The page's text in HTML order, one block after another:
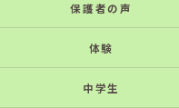
保護者の声
体験
中学生